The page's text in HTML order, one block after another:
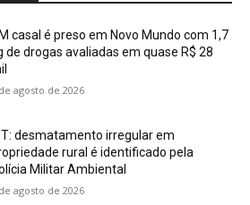
casal é preso em Novo Mundo com 1,7
de drogas avaliadas em quase R$ 28
agosto de 2026
desmatamento irregular em
rural é identificado pela
Militar Ambiental
agosto de 2026